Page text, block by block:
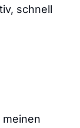
schnell
meinen